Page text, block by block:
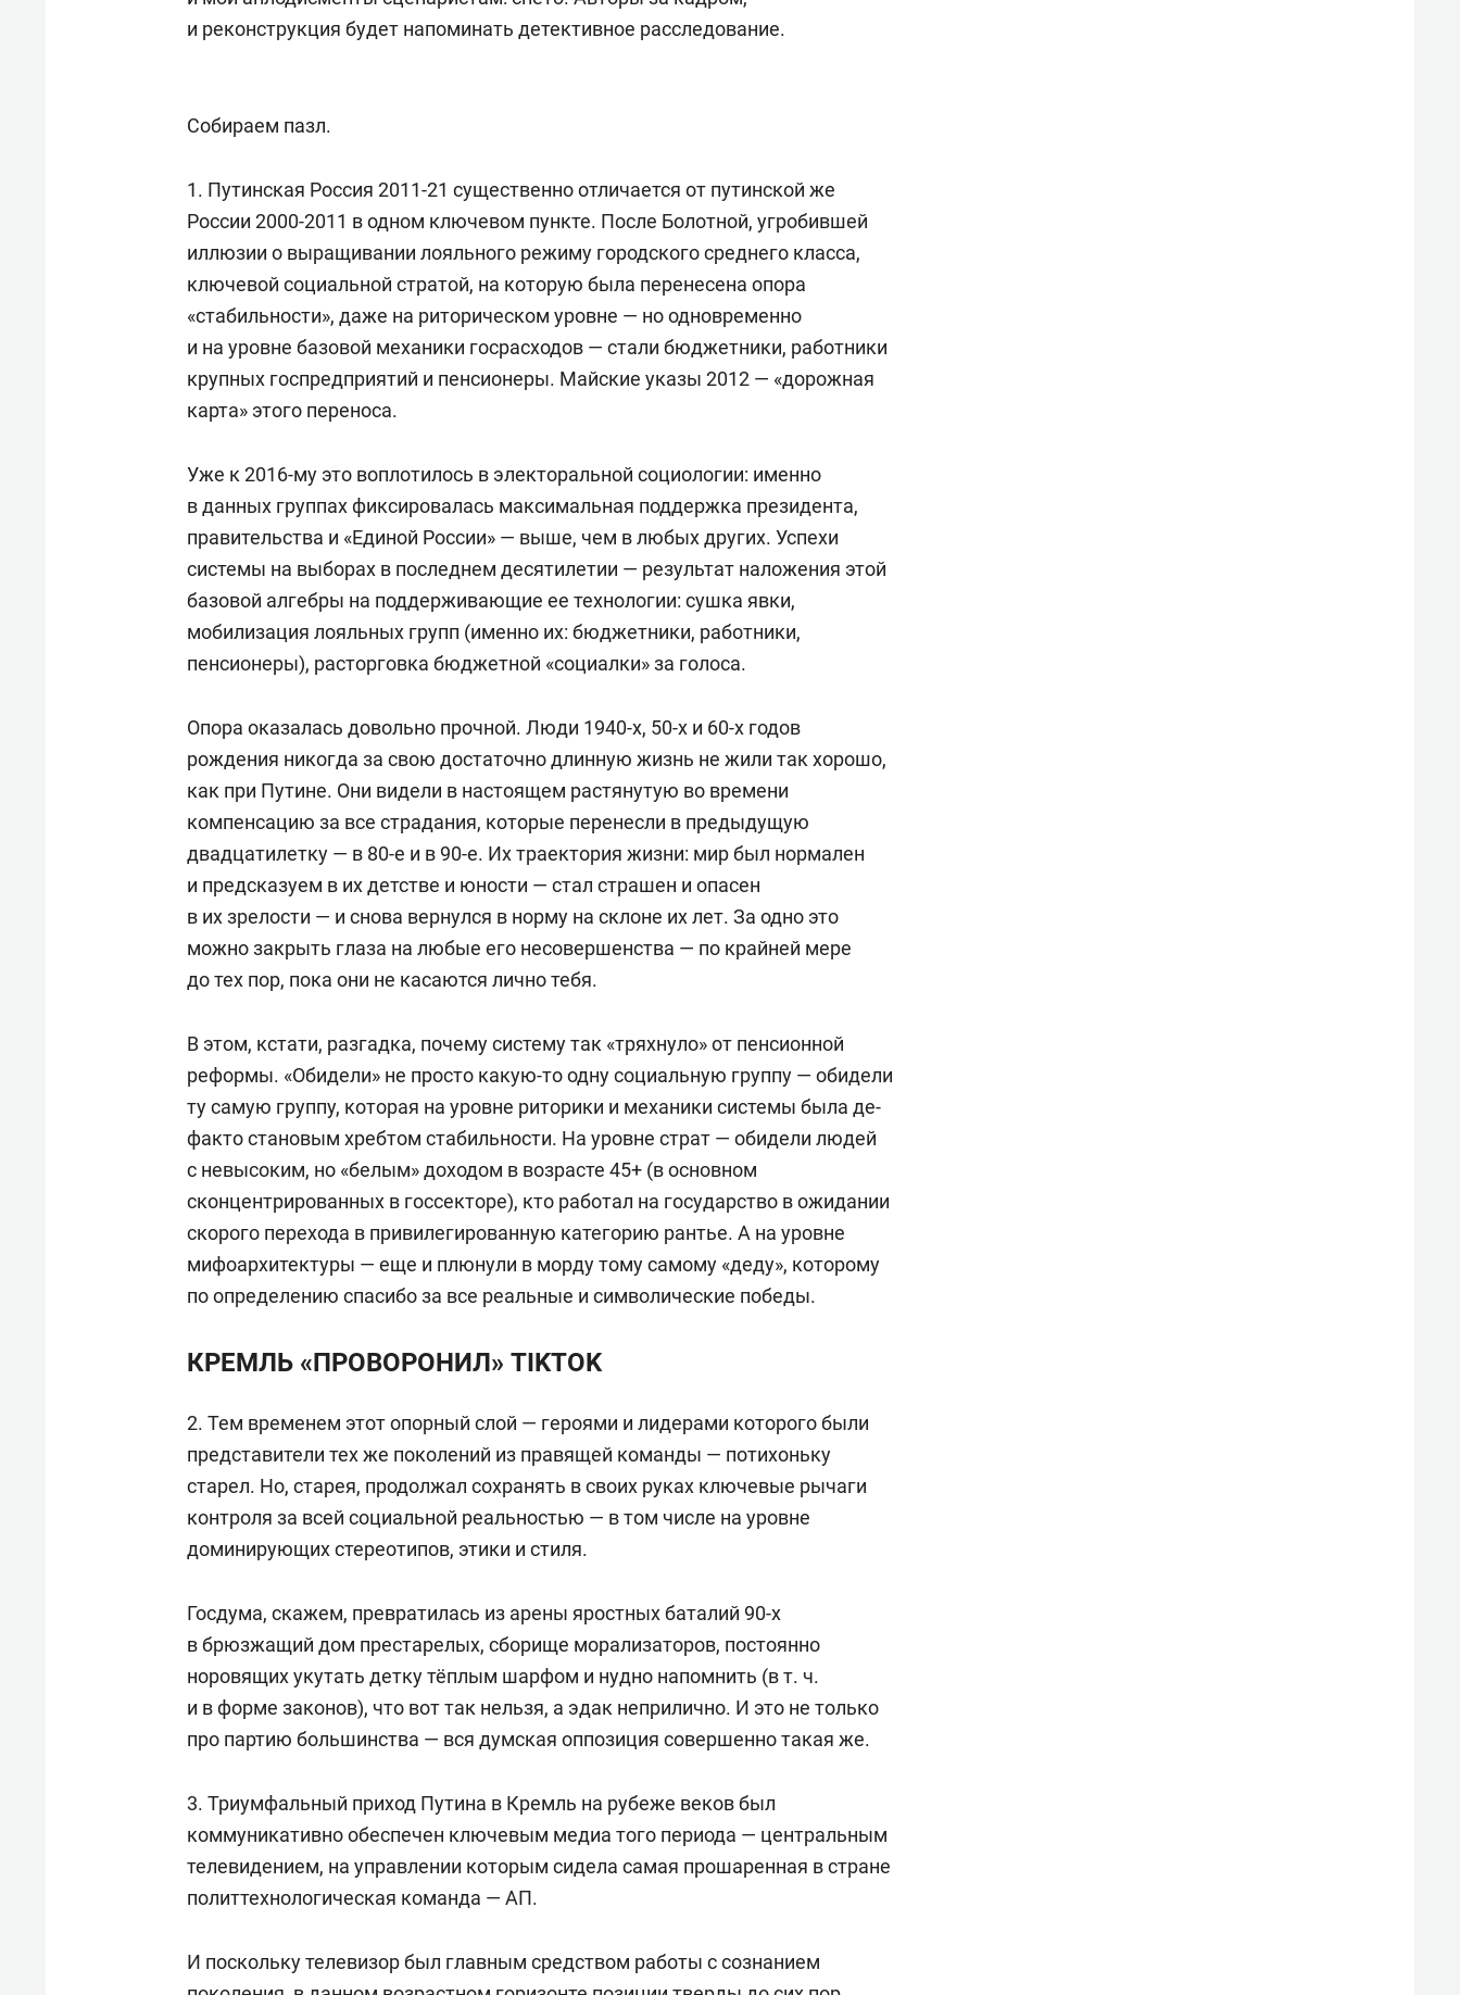
и реконструкция будет напоминать детективное расследование.
Собираем пазл.
1. Путинская Россия 2011-21 существенно отличается от путинской же
России 2000-2011 в одном ключевом пункте. После Болотной, угробившей
иллюзии о выращивании лояльного режиму городского среднего класса,
ключевой социальной стратой, на которую была перенесена опора
«стабильности», даже на риторическом уровне — но одновременно
и на уровне базовой механики госрасходов — стали бюджетники, работники
крупных госпредприятий и пенсионеры. Майские указы 2012 — «дорожная
карта» этого переноса.
Уже к 2016-му это воплотилось в электоральной социологии: именно
в данных группах фиксировалась максимальная поддержка президента,
правительства и «Единой России» — выше, чем в любых других. Успехи
системы на выборах в последнем десятилетии — результат наложения этой
базовой алгебры на поддерживающие ее технологии: сушка явки,
мобилизация лояльных групп (именно их: бюджетники, работники,
пенсионеры), расторговка бюджетной «социалки» за голоса.
Опора оказалась довольно прочной. Люди 1940-х, 50-х и 60-х годов
рождения никогда за свою достаточно длинную жизнь не жили так хорошо,
как при Путине. Они видели в настоящем растянутую во времени
компенсацию за все страдания, которые перенесли в предыдущую
двадцатилетку — в 80-е и в 90-е. Их траектория жизни: мир был нормален
и предсказуем в их детстве и юности — стал страшен и опасен
в их зрелости — и снова вернулся в норму на склоне их лет. За одно это
можно закрыть глаза на любые его несовершенства — по крайней мере
до тех пор, пока они не касаются лично тебя.
В этом, кстати, разгадка, почему систему так «тряхнуло» от пенсионной
реформы. «Обидели» не просто какую-то одну социальную группу — обидели
ту самую группу, которая на уровне риторики и механики системы была де-
факто становым хребтом стабильности. На уровне страт — обидели людей
с невысоким, но «белым» доходом в возрасте 45+ (в основном
сконцентрированных в госсекторе), кто работал на государство в ожидании
скорого перехода в привилегированную категорию рантье. А на уровне
мифоархитектуры — еще и плюнули в морду тому самому «деду», которому
по определению спасибо за все реальные и символические победы.
КРЕМЛЬ «ПРОВОРОНИЛ» TIKTOK
2. Тем временем этот опорный слой — героями и лидерами которого были
представители тех же поколений из правящей команды — потихоньку
старел. Но, старея, продолжал сохранять в своих руках ключевые рычаги
контроля за всей социальной реальностью — в том числе на уровне
доминирующих стереотипов, этики и стиля.
Госдума, скажем, превратилась из арены яростных баталий 90-х
в брюзжащий дом престарелых, сборище морализаторов, постоянно
норовящих укутать детку тёплым шарфом и нудно напомнить (в т. ч.
и в форме законов), что вот так нельзя, а эдак неприлично. И это не только
про партию большинства — вся думская оппозиция совершенно такая же.
3. Триумфальный приход Путина в Кремль на рубеже веков был
коммуникативно обеспечен ключевым медиа того периода — центральным
телевидением, на управлении которым сидела самая прошаренная в стране
политтехнологическая команда — АП.
И поскольку телевизор был главным средством работы с сознанием